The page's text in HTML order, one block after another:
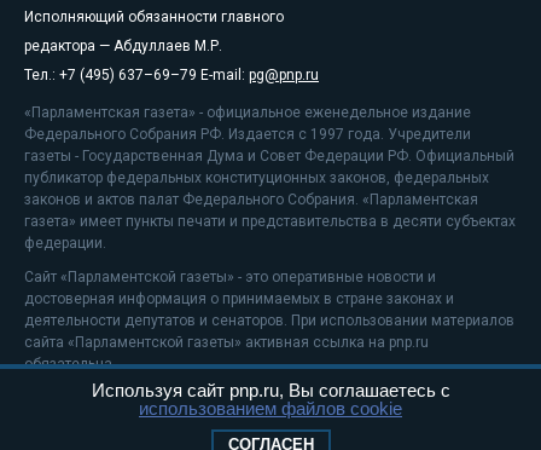
Исполняющий обязанности главного
редактора — Абдуллаев М.Р.
Тел.: +7 (495) 637–69–79 E-mail: pg@pnp.ru
«Парламентская газета» - официальное еженедельное издание
Федерального Собрания РФ. Издается с 1997 года. Учредители
газеты - Государственная Дума и Совет Федерации РФ. Официальный
публикатор федеральных конституционных законов, федеральных
законов и актов палат Федерального Собрания. «Парламентская
газета» имеет пункты печати и представительства в десяти субъектах
федерации.
Сайт «Парламентской газеты» - это оперативные новости и
достоверная информация о принимаемых в стране законах и
деятельности депутатов и сенаторов. При использовании материалов
сайта «Парламентской газеты» активная ссылка на pnp.ru
обязательна.
На информационном ресурсе применяютсярекомендательные
Положение о защите персональных данных
Используя сайт pnp.ru, Вы соглашаетесь с
использованием файлов cookie
СОГЛАСЕН